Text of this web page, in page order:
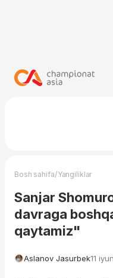
Bosh sahifa/Yangiliklar
Sanjar
davraga
qaytamiz"
Aslanov Jasurbek11